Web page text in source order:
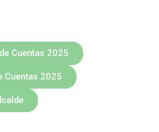
Cuentas 2025
Cuentas 2025